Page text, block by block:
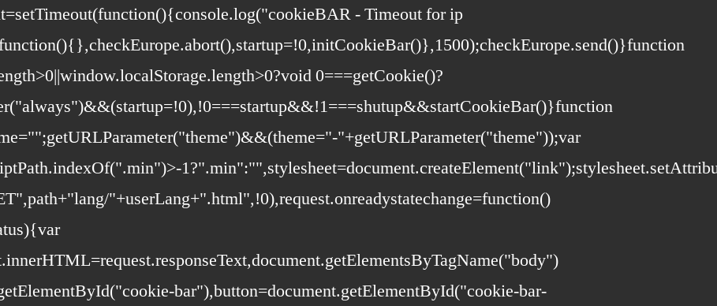
- Timeout for ip
0===getCookie()?
"+getURLParameter("theme"));var
"+userLang+".html",!0),request.onreadystatechange=function()
bar"),button=document.getElementById("cookie-bar-